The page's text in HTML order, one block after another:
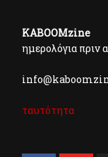
KABOOMzine
ημερολόγια πριν
ταυτότητα